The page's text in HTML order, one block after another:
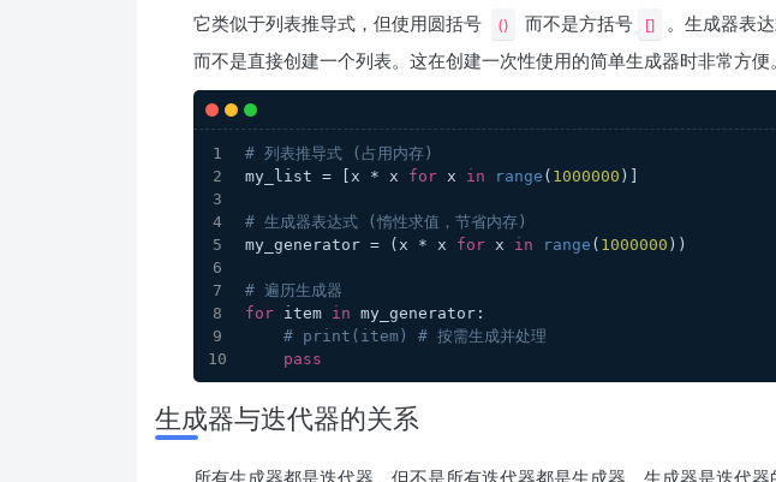
它类似于列表推导式，但使用圆括号
() 而不是方括号 []
。生成器表
而不是直接创建一个列表。这在创建一次性使用的简单生成器时非常方便。
# 列表推导式 (占用内存)
my_list = [x * x for x in range ( 1000000 )]
# 生成器表达式 (惰性求值，节省内存)
my_generator = (x * x for x in range ( 1000000 ))
# 遍历生成器
for item in my_generator:
# print(item) # 按需生成并处理
pass
生成器与迭代器的关系
所有生成器都是迭代器，但不是所有迭代器都是生成器。生成器是迭代